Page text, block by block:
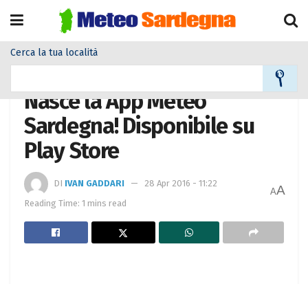
Cerca la tua località
Nasce la App Meteo
Sardegna! Disponibile su
Play Store
DI IVAN GADDARI
28 Apr 2016 - 11:22
Reading Time: 1 mins read
AA